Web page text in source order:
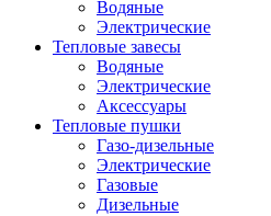
Водяные
Электрические
Тепловые завесы
Водяные
Электрические
Аксессуары
Тепловые пушки
Газо-дизельные
Электрические
Газовые
Дизельные